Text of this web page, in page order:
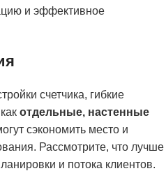
и эффективное
счетчика, гибкие
отдельные, настенные
сэкономить место и
Рассмотрите, что лучше
и потока клиентов.